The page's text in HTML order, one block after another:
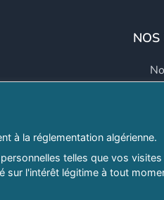
NOS
à la réglementation algérienne.
telles que vos visites
sur l'intérêt légitime à tout